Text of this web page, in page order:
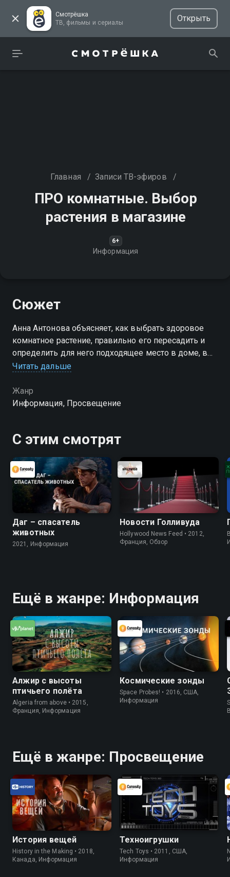
Смотрёшка
ТВ, фильмы и сериалы
Открыть
Главная / Записи ТВ-эфиров /
ПРО комнатные. Выбор
растения в магазине
6+
Информация
Сюжет
Анна Антонова объясняет, как выбрать здоровое
комнатное растение, правильно его пересадить и
определить для него подходящее место в доме, в
том числе с помощью смартфона
Читать дальше
Жанр
Информация, Просвещение
С этим смотрят
Даг – спасатель
животных
2021, Информация
Новости Голливуда
Hollywood News Feed • 2012,
Франция, Обзор
Ещё в жанре: Информация
Алжир с высоты
птичьего полёта
Algeria from above • 2015,
Франция, Информация
Космические зонды
Space Probes! • 2016, США,
Информация
Ещё в жанре: Просвещение
История вещей
History in the Making • 2018,
Канада, Информация
Техноигрушки
Tech Toys • 2011, США,
Информация